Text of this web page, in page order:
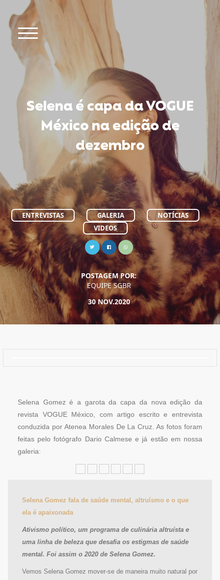
Selena é capa da VOGUE
México na edição de
dezembro
ENTREVISTAS GALERIA
NOTÍCIAS
VIDEOS
POSTAGEM POR:
EQUIPE SGBR
30 NOV.2020
Selena Gomez é a garota da capa da nova edição da
revista VOGUE México, com artigo escrito e entrevista
conduzida por Atenea Morales De La Cruz. As fotos foram
feitas pelo fotógrafo Dario Calmese e já estão em nossa
galeria:
Selena Gomez fala de saúde mental, altruísmo e o que
ela é apaixonada
Ativismo político, um programa de culinária altruísta e
uma linha de beleza que desafia os estigmas de saúde
mental. Foi assim o 2020 de Selena Gomez.
Vemos Selena Gomez mover-se de maneira muito natural por